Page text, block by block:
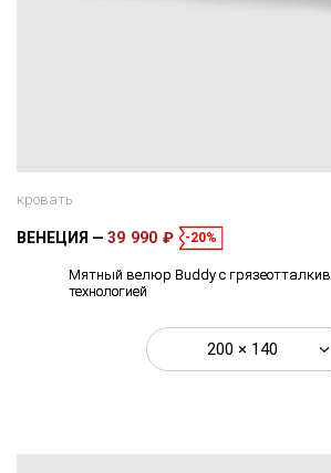
кровать
ВЕНЕЦИЯ 39 990 ₽ -20%
Мятный велюр Buddy с
технологией
200 × 140